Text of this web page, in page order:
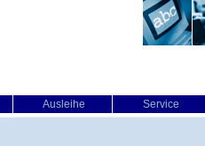
Ausleihe Service